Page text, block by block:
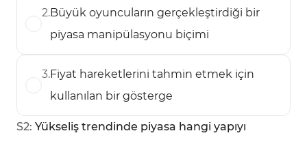
2.Büyük oyuncuların gerçekleştirdiği bir
piyasa manipülasyonu biçimi
3.Fiyat hareketlerini tahmin etmek için
kullanılan bir gösterge
S2: Yükseliş trendinde piyasa hangi yapıyı